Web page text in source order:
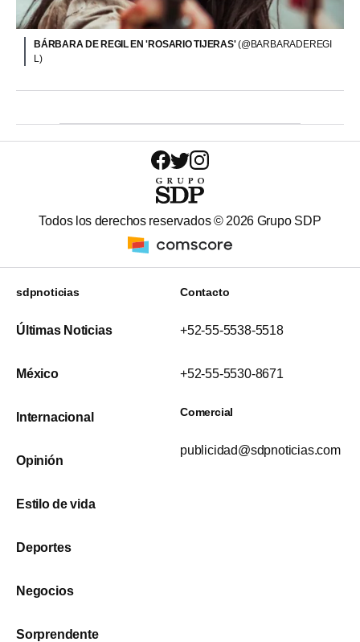
BÁRBARA DE REGIL EN 'ROSARIO TIJERAS'(@BARBARADEREGI
L)
Todos los derechos reservados © 2026 Grupo SDP
sdpnoticias
Últimas Noticias
México
Internacional
Opinión
Estilo de vida
Deportes
Negocios
Sorprendente
Contacto
+52-55-5538-5518
+52-55-5530-8671
Comercial
publicidad@sdpnoticias.com